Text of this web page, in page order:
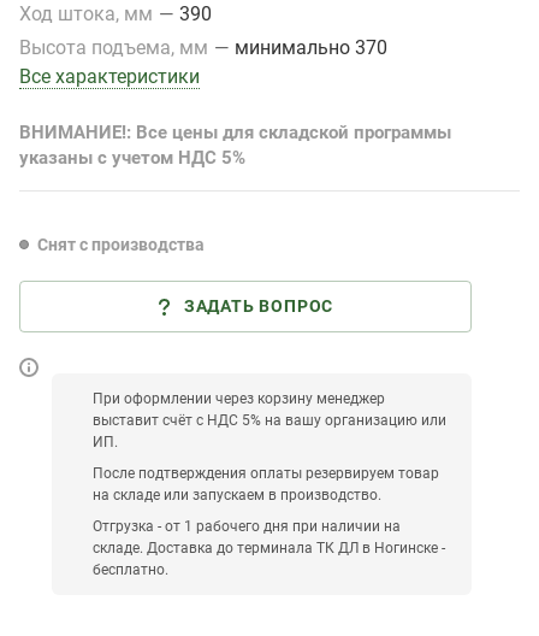
Ход штока, мм — 390
Высота подъема, мм — минимально 370
Все характеристики
ВНИМАНИЕ!: Все цены для складской программы
указаны с учетом НДС 5%
Снят с производства
ЗАДАТЬ ВОПРОС
При оформлении через корзину менеджер
выставит счёт с НДС 5% на вашу организацию или
ИП.
После подтверждения оплаты резервируем товар
на складе или запускаем в производство.
Отгрузка - от 1 рабочего дня при наличии на
складе. Доставка до терминала ТК ДЛ в Ногинске -
бесплатно.